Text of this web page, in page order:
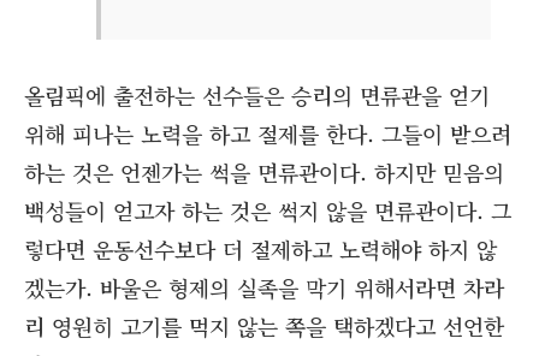
올림픽에 출전하는 선수들은 승리의 면류관을 얻기
위해 피나는 노력을 하고 절제를 한다. 그들이 받으려
하는 것은 언젠가는 썩을 면류관이다. 하지만 믿음의
백성들이 얻고자 하는 것은 썩지 않을 면류관이다. 그
렇다면 운동선수보다 더 절제하고 노력해야 하지 않
겠는가. 바울은 형제의 실족을 막기 위해서라면 차라
리 영원히 고기를 먹지 않는 쪽을 택하겠다고 선언한